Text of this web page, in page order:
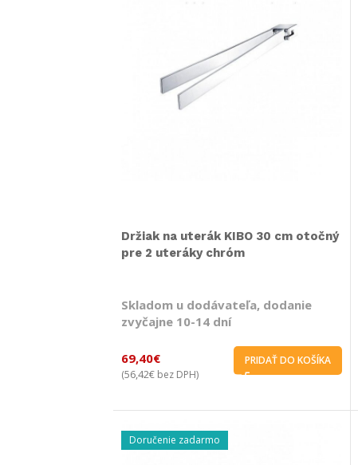
Držiak na uterák KIBO 30 cm otočný
pre 2 uteráky chróm
Skladom u dodávateľa, dodanie
zvyčajne 10-14 dní
69,40€
(56,42€ bez DPH)
PRIDAŤ DO KOŠÍKA
Doručenie zadarmo